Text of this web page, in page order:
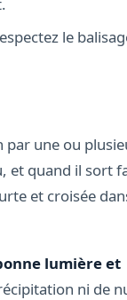
le
par une ou
et quand il sort
et croisée
lumière et
ni de